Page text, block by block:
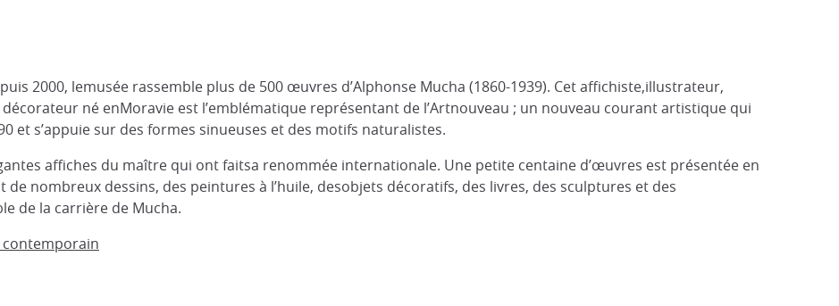
2000, lemusée rassemble plus de 500 œuvres d’Alphonse Mucha (1860-1939). Cet affichiste,illustrateur,
né enMoravie est l’emblématique représentant de l’Artnouveau ; un nouveau courant artistique qui
et s’appuie sur des formes sinueuses et des motifs naturalistes.
affiches du maître qui ont faitsa renommée internationale. Une petite centaine d’œuvres est présentée en
nombreux dessins, des peintures à l’huile, desobjets décoratifs, des livres, des sculptures et des
de la carrière de Mucha.
contemporain